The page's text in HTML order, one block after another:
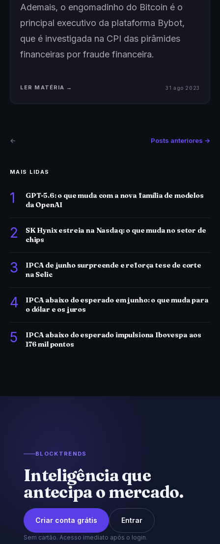
Ademais, o engomadinho do Bitcoin é o
principal executivo da plataforma Bybot,
que é investigada na CPI das pirâmides
financeiras por fraude financeira.
LER MATÉRIA → 31 ago 2023
← Posts anteriores →
MAIS LIDAS
1
GPT-5.6: o que muda com a nova família de modelos
da OpenAI
2
SK Hynix estreia na Nasdaq: o que muda no setor de
chips
3
IPCA de junho surpreende e reforça tese de corte
na Selic
4
IPCA abaixo do esperado em junho: o que muda para
o dólar e os juros
5
IPCA abaixo do esperado impulsiona Ibovespa aos
176 mil pontos
BLOCKTRENDS
Inteligência que
antecipa o mercado.
Criar conta grátis Entrar
Sem cartão. Acesso imediato após o login.